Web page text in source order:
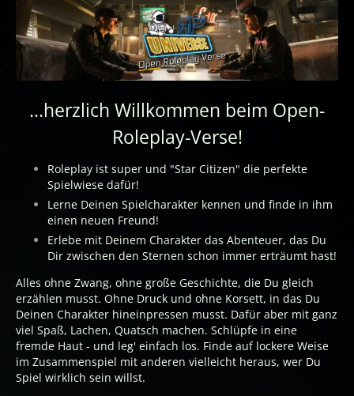
...herzlich Willkommen beim Open-
Roleplay-Verse!
Roleplay ist super und "Star Citizen" die perfekte
Spielwiese dafür!
Lerne Deinen Spielcharakter kennen und finde in ihm
einen neuen Freund!
Erlebe mit Deinem Charakter das Abenteuer, das Du
Dir zwischen den Sternen schon immer erträumt hast!
Alles ohne Zwang, ohne große Geschichte, die Du gleich
erzählen musst. Ohne Druck und ohne Korsett, in das Du
Deinen Charakter hineinpressen musst. Dafür aber mit ganz
viel Spaß, Lachen, Quatsch machen. Schlüpfe in eine
fremde Haut - und leg' einfach los. Finde auf lockere Weise
im Zusammenspiel mit anderen vielleicht heraus, wer Du
Spiel wirklich sein willst.